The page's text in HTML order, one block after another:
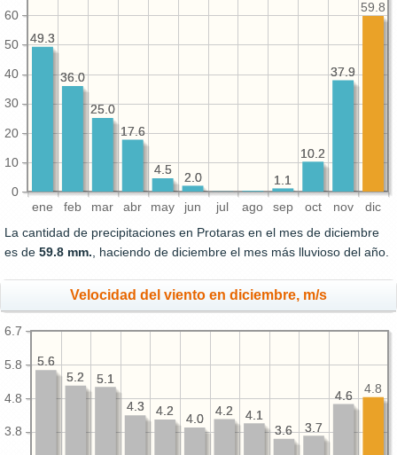
ene feb mar abr may jun jul ago sep oct nov dic
0
10
20
30
40
50
60
37.9
10.2
1.1
2.0
4.5
17.6
25.0
36.0
49.3
59.8
37.9
10.2
1.1
2.0
4.5
17.6
25.0
36.0
49.3
La cantidad de precipitaciones en Protaras en el mes de diciembre
es de 59.8 mm., haciendo de diciembre el mes más lluvioso del año.
Velocidad del viento en diciembre, m/s
3.8
4.8
5.8
6.7
4.6
3.7
3.6
4.1
4.2
4.0
4.2
4.3
5.1
5.2
5.6
4.8
4.6
3.7
3.6
4.1
4.2
4.0
4.2
4.3
5.1
5.2
5.6